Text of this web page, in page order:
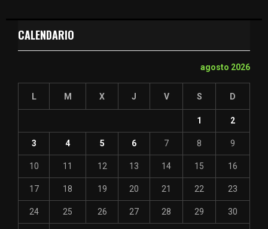
CALENDARIO
agosto 2026
L M X J V S D
1 2
3 4 5 6 7 8 9
10 11 12 13 14 15 16
17 18 19 20 21 22 23
24 25 26 27 28 29 30